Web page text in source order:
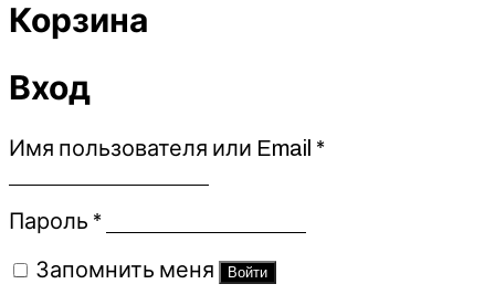
Корзина
Вход
Имя пользователя или Email *Обязательно
Пароль *Обязательно
Запомнить меня Войти